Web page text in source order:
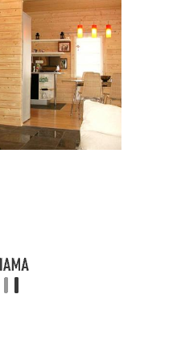
Межкомнатная
перегородка